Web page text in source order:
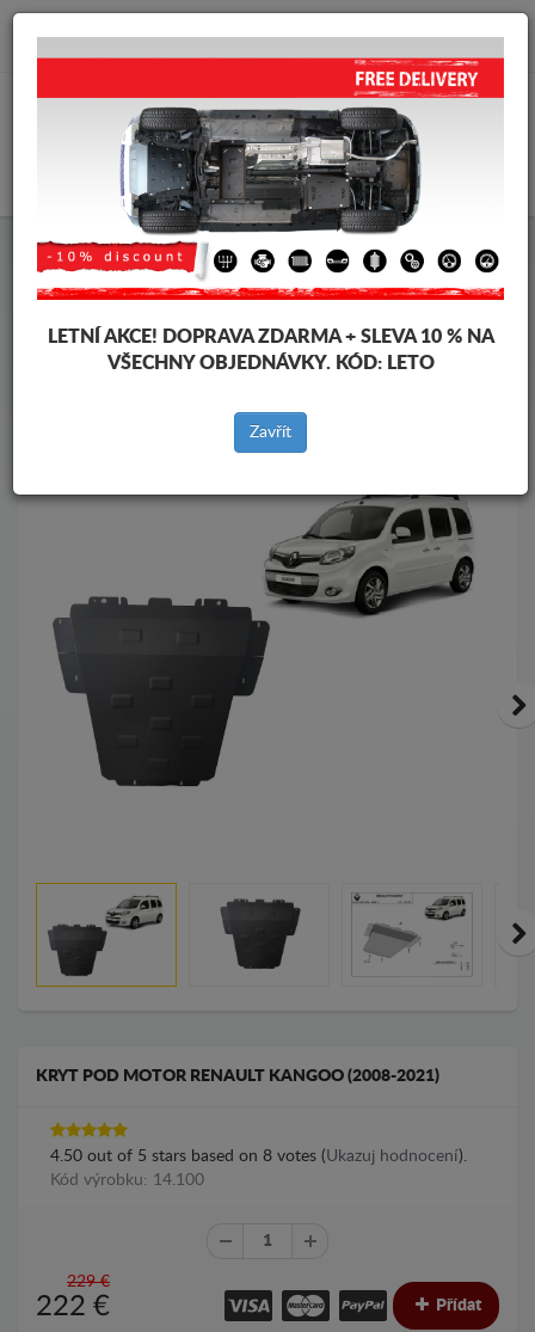
info@krytpodmotor.com
Kryt pod motor Renault Kryt pod motor Renault Kangoo
vozidel
Značky vozidel
Zpět na produkty
KRYT POD MOTOR RENAULT KANGOO (2008-2021)
4.50 out of 5 stars based on 8 votes (Ukazuj hodnocení).
Kód výrobku: 14.100
229 €
222 € Přídat
LETNÍ AKCE! DOPRAVA ZDARMA + SLEVA 10 % NA
VŠECHNY OBJEDNÁVKY. KÓD: LETO
Zavřít